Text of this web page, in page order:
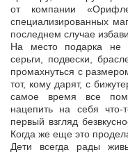
от компании
специализированных
последнем случае
На место подарка не
серьги, подвески,
промахнуться с
тот, кому дарят, с
самое время все
нацепить на себя
первый взгляд
Когда же еще это
Дети всегда рады